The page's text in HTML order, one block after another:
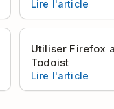
Lire l'article
Utiliser Firefox
Todoist
Lire l'article